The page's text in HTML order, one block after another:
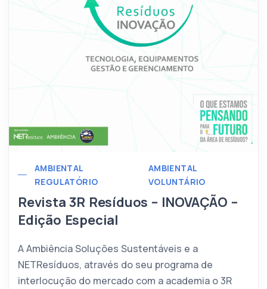
AMBIENTAL
REGULATÓRIO
AMBIENTAL
VOLUNTÁRIO
Revista 3R Resíduos – INOVAÇÃO –
Edição Especial
A Ambiência Soluções Sustentáveis e a
NETResíduos, através do seu programa de
interlocução do mercado com a academia o 3R